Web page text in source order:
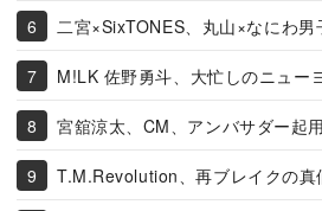
二宮×SixTONES、丸山×なにわ男
M!LK 佐野勇斗、大忙しのニュー
宮舘涼太、CM、アンバサダー起
T.M.Revolution、再ブレイクの真